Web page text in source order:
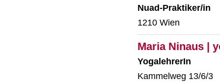
Nuad-Praktiker/in
1210 Wien
Maria Ninaus |
YogalehrerIn
Kammelweg 13/6/3